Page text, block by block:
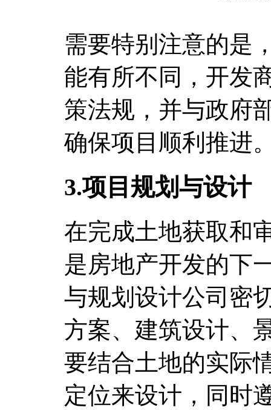
需要特别注意的是
能有所不同，开发
策法规，并与政府
确保项目顺利推进
3.项目规划与设计
在完成土地获取和
是房地产开发的下
与规划设计公司密
方案、建筑设计、
要结合土地的实际
定位来设计，同时